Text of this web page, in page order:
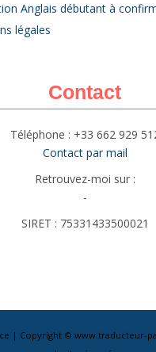
Anglais débutant à
légales
Contact
Téléphone : +33 662 929
Contact par mail
Retrouvez-moi sur :
-
SIRET : 75331433500021
| Copyright © www.traducteur-